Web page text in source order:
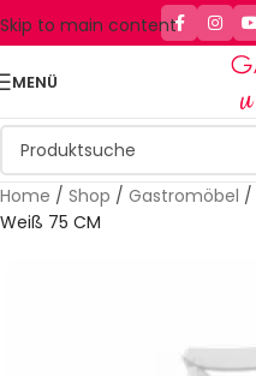
Skip to main content
MENÜ
Home / Shop / Gastromöbel /
Weiß 75 CM